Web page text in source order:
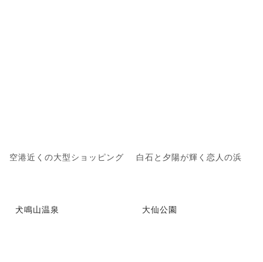
空港近くの大型ショッピング 白石と夕陽が輝く恋人の浜
犬鳴山温泉 大仙公園